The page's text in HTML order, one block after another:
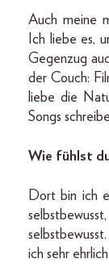
Auch meine
Ich liebe es,
Gegenzug
der Couch:
liebe die
Songs
Wie fühlst
Dort bin ich
ich sehr ehrlich.